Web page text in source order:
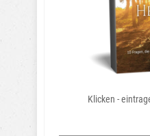
Klicken -